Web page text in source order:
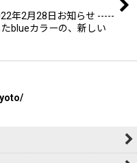
年2月28日お知らせ -----
blueカラーの、新しい